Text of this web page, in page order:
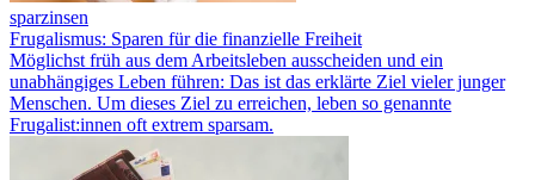
sparzinsen
Frugalismus: Sparen für die finanzielle Freiheit
Möglichst früh aus dem Arbeitsleben ausscheiden und ein
unabhängiges Leben führen: Das ist das erklärte Ziel vieler junger
Menschen. Um dieses Ziel zu erreichen, leben so genannte
Frugalist:innen oft extrem sparsam.